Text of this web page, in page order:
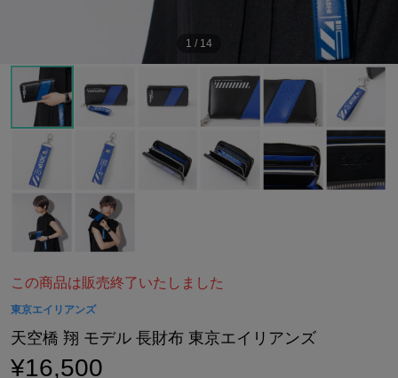
1 / 14
この商品は販売終了いたしました
東京エイリアンズ
天空橋 翔 モデル 長財布 東京エイリアンズ
¥16,500